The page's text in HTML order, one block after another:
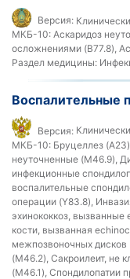
Версия:
МКБ-10: Аскаридоз
осложнениями (B77.8),
Раздел медицины:
Воспалительные
Версия:
МКБ-10: Бруцеллез
неуточненные (M46.9),
инфекционные
воспалительные
операции (Y83.8),
эхинококкоз,
кости, вызванная
межпозвоночных дисков
(M46.2), Сакроилеит, не
(M46.1), Спондилопатии